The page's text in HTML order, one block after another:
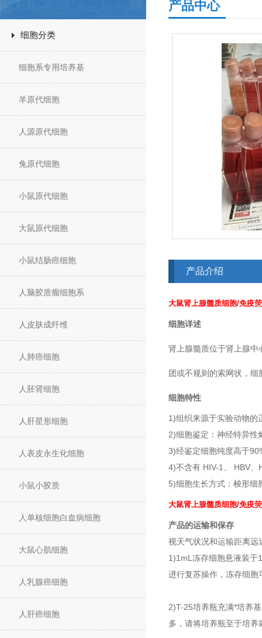
细胞分类
细胞系专用培养基
羊原代细胞
人源原代细胞
兔原代细胞
小鼠原代细胞
大鼠原代细胞
小鼠结肠癌细胞
人脑胶质瘤细胞系
人皮肤成纤维
人肺癌细胞
人胚肾细胞
人肝星形细胞
人表皮永生化细胞
小鼠小胶质
人单核细胞白血病细胞
大鼠心肌细胞
人乳腺癌细胞
人肝癌细胞
产品中心
产品介绍
大鼠肾上腺髓质细胞/免疫
细胞详述
肾上腺髓质位于肾上腺
团或不规则的索网状，
细胞特性
1)组织来源于实验动物的
2)细胞鉴定：神经特异性
3)经鉴定细胞纯度高于
4)不含有 HIV-1、 HBV
5)细胞生长方式：梭形细
大鼠肾上腺髓质细胞/免疫
产品的运输和保存
视天气状况和运输距离
1)1mL冻存细胞悬液装于
进行复苏操作，冻存细
2)T-25培养瓶充满*培养
多，请将培养瓶至于培